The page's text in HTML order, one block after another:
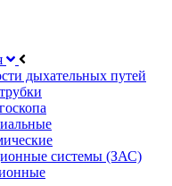
дыхательных путей
системы (ЗАС)